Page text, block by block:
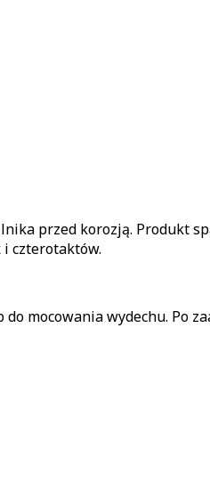
przed korozją. Produkt
czterotaktów.
mocowania wydechu. Po